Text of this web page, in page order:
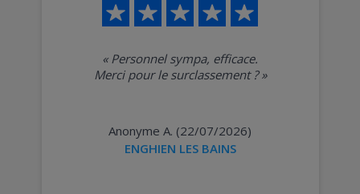
« Personnel sympa, efficace.
Merci pour le surclassement ?»
Anonyme A. (22/07/2026)
ENGHIEN LES BAINS